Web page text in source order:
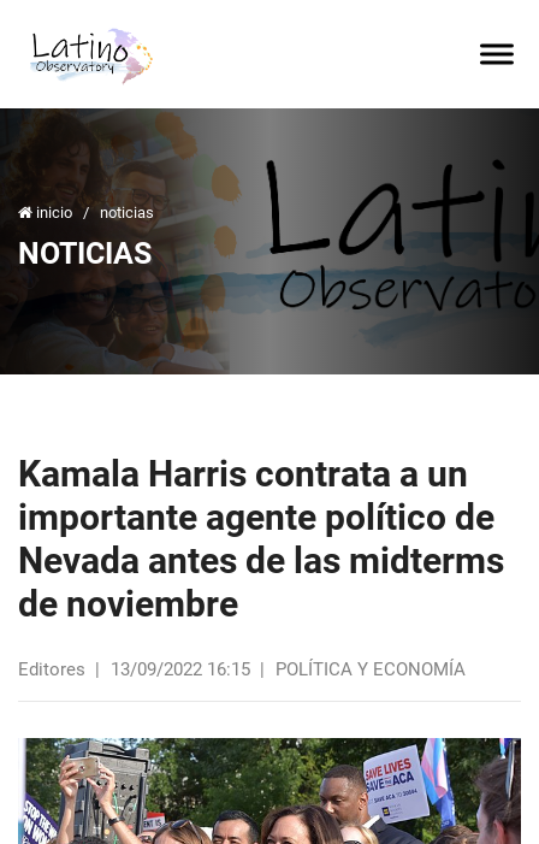
inicio / noticias
NOTICIAS
Kamala Harris contrata a un
importante agente político de
Nevada antes de las midterms
de noviembre
Editores | 13/09/2022 16:15 | POLÍTICA Y ECONOMÍA